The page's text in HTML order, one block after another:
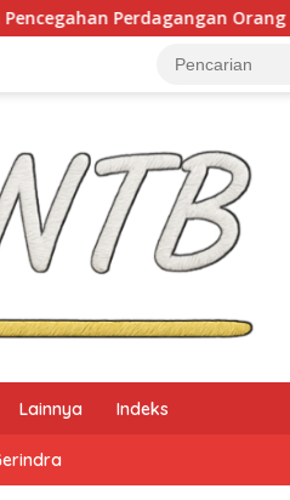
Orang di Era Digital
Lainnya Indeks